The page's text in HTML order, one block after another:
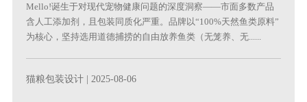
Mello!诞生于对现代宠物健康问题的深度洞察——市面多数产品
含人工添加剂，且包装同质化严重。品牌以“100%天然鱼类原料”
为核心，坚持选用道德捕捞的自由放养鱼类（无笼养、无......
猫粮包装设计 | 2025-08-06